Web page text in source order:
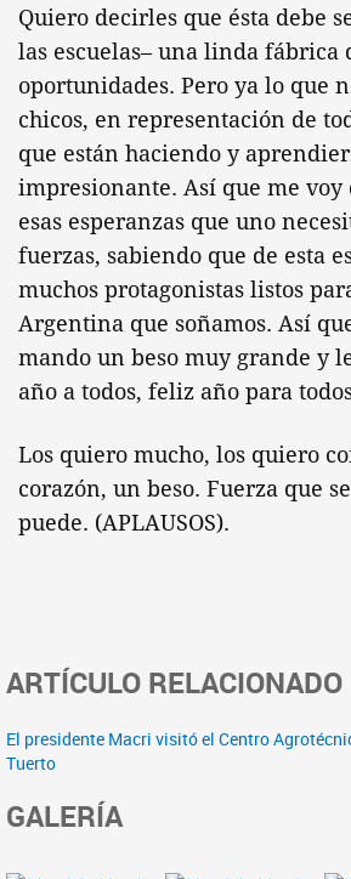
Quiero decirles que ésta debe
las escuelas– una linda fábrica
oportunidades. Pero ya lo que
chicos, en representación de
que están haciendo y
impresionante. Así que me voy
esas esperanzas que uno
fuerzas, sabiendo que de esta
muchos protagonistas listos
Argentina que soñamos. Así
mando un beso muy grande y
año a todos, feliz año para
Los quiero mucho, los quiero
corazón, un beso. Fuerza que
puede. (APLAUSOS).
ARTÍCULO RELACIONADO
El presidente Macri visitó el Centro
Tuerto
GALERÍA